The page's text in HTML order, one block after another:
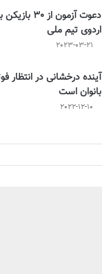
دعوت آزمون از 30
اردوی تیم ملی
2023-03-21
آینده درخشانی در انتظار
بانوان است
2022-12-10